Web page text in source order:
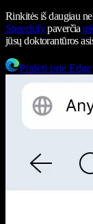
Rinkitės iš daugiau
Speechifypaverčia
jūsų doktorantūros
Pridėti prie Edge